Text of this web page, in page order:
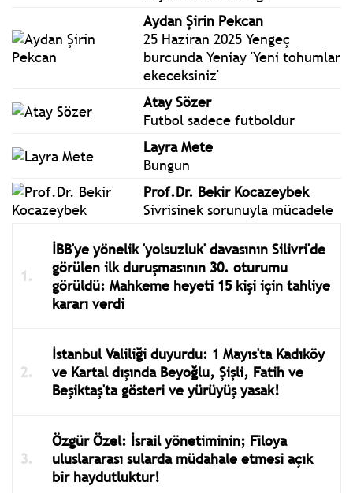
Aydan Şirin Pekcan
25 Haziran 2025 Yengeç
burcunda Yeniay 'Yeni tohumlar
ekeceksiniz'
Atay Sözer
Futbol sadece futboldur
Layra Mete
Bungun
Prof.Dr. Bekir Kocazeybek
Sivrisinek sorunuyla mücadele
İBB'ye yönelik 'yolsuzluk' davasının Silivri'de
görülen ilk duruşmasının 30. oturumu
görüldü: Mahkeme heyeti 15 kişi için tahliye
kararı verdi
İstanbul Valiliği duyurdu: 1 Mayıs'ta Kadıköy
ve Kartal dışında Beyoğlu, Şişli, Fatih ve
Beşiktaş'ta gösteri ve yürüyüş yasak!
Özgür Özel: İsrail yönetiminin; Filoya
uluslararası sularda müdahale etmesi açık
bir haydutluktur!